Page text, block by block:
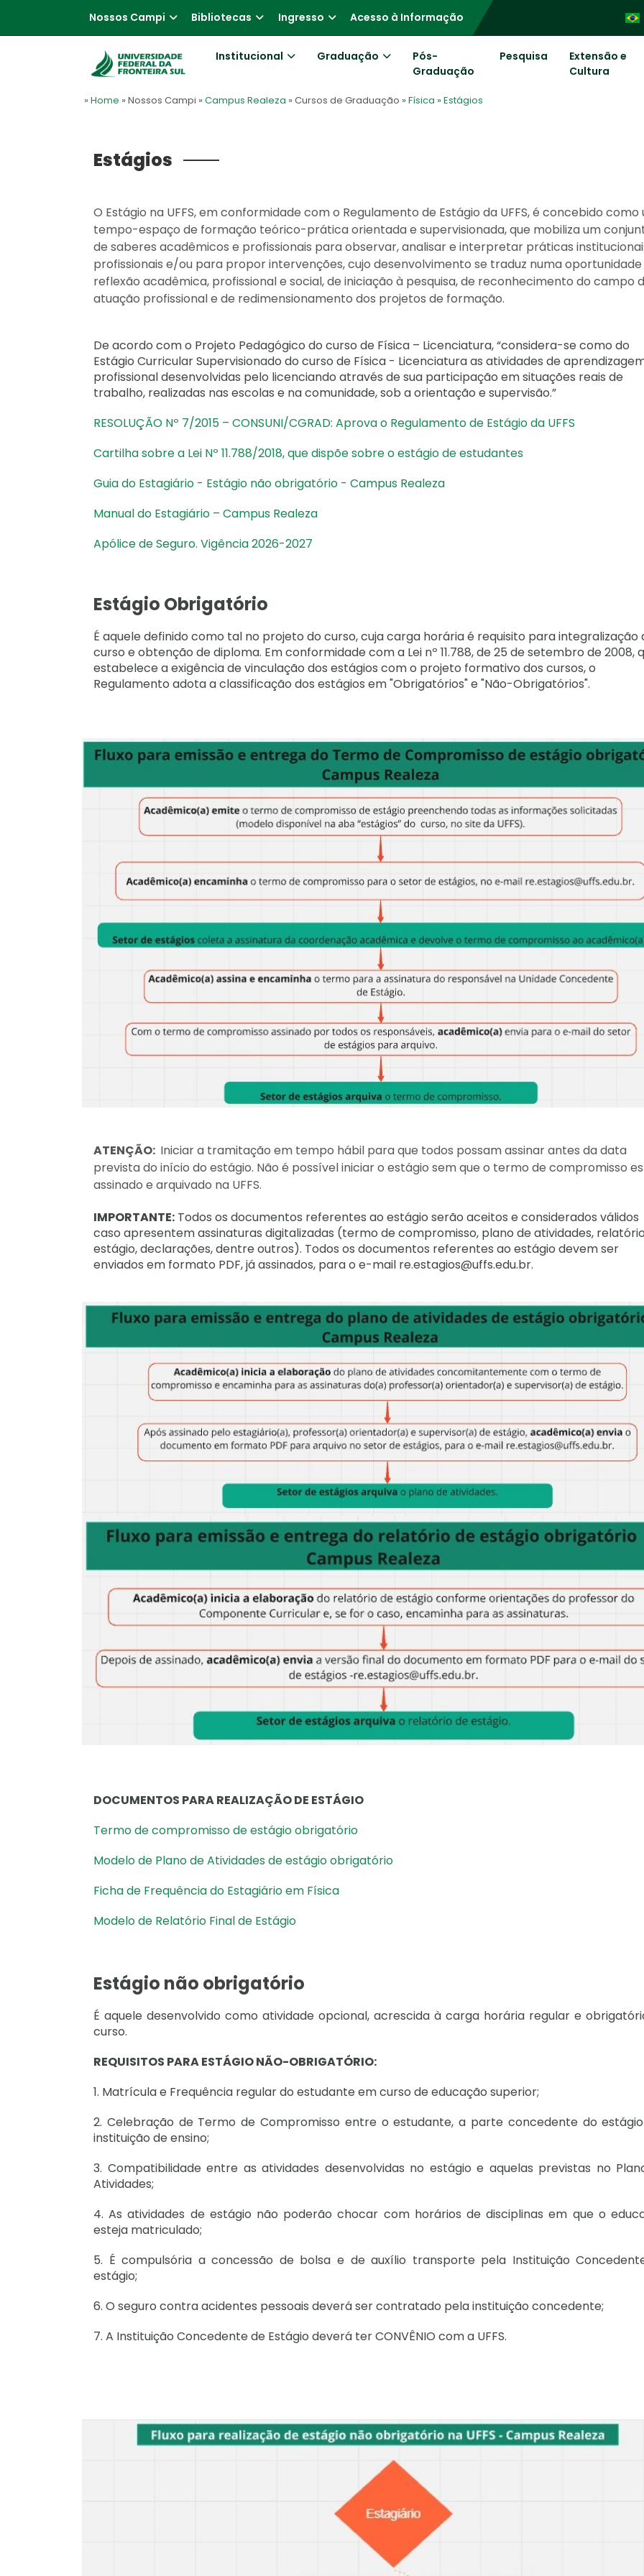
Nossos Campi Bibliotecas Ingresso Acesso à Informação
Institucional Graduação
Pós-
Graduação
Pesquisa
Extensão e
Cultura
» Home » Nossos Campi » Campus Realeza » Cursos de Graduação » Física » Estágios
Estágios
O Estágio na UFFS, em conformidade com o Regulamento de Estágio da UFFS, é concebido como
tempo-espaço de formação teórico-prática orientada e supervisionada, que mobiliza um
de saberes acadêmicos e profissionais para observar, analisar e interpretar práticas
profissionais e/ou para propor intervenções, cujo desenvolvimento se traduz numa
reflexão acadêmica, profissional e social, de iniciação à pesquisa, de reconhecimento do campo
atuação profissional e de redimensionamento dos projetos de formação.
De acordo com o Projeto Pedagógico do curso de Física – Licenciatura, “considera-se como do
Estágio Curricular Supervisionado do curso de Física - Licenciatura as atividades de
profissional desenvolvidas pelo licenciando através de sua participação em situações reais de
trabalho, realizadas nas escolas e na comunidade, sob a orientação e supervisão.”
RESOLUÇÃO Nº 7/2015 – CONSUNI/CGRAD: Aprova o Regulamento de Estágio da UFFS
Cartilha sobre a Lei Nº 11.788/2018, que dispõe sobre o estágio de estudantes
Guia do Estagiário - Estágio não obrigatório - Campus Realeza
Manual do Estagiário – Campus Realeza
Apólice de Seguro. Vigência 2026-2027
Estágio Obrigatório
É aquele definido como tal no projeto do curso, cuja carga horária é requisito para integralização
curso e obtenção de diploma. Em conformidade com a Lei nº 11.788, de 25 de setembro de 2008,
estabelece a exigência de vinculação dos estágios com o projeto formativo dos cursos, o
Regulamento adota a classificação dos estágios em "Obrigatórios" e "Não-Obrigatórios".
ATENÇÃO: Iniciar a tramitação em tempo hábil para que todos possam assinar antes da data
prevista do início do estágio. Não é possível iniciar o estágio sem que o termo de compromisso
assinado e arquivado na UFFS.
IMPORTANTE: Todos os documentos referentes ao estágio serão aceitos e considerados válidos
caso apresentem assinaturas digitalizadas (termo de compromisso, plano de atividades,
estágio, declarações, dentre outros). Todos os documentos referentes ao estágio devem ser
enviados em formato PDF, já assinados, para o e-mail re.estagios@uffs.edu.br.
DOCUMENTOS PARA REALIZAÇÃO DE ESTÁGIO
Termo de compromisso de estágio obrigatório
Modelo de Plano de Atividades de estágio obrigatório
Ficha de Frequência do Estagiário em Física
Modelo de Relatório Final de Estágio
Estágio não obrigatório
É aquele desenvolvido como atividade opcional, acrescida à carga horária regular e
curso.
REQUISITOS PARA ESTÁGIO NÃO-OBRIGATÓRIO:
1. Matrícula e Frequência regular do estudante em curso de educação superior;
2. Celebração de Termo de Compromisso entre o estudante, a parte concedente do
instituição de ensino;
3. Compatibilidade entre as atividades desenvolvidas no estágio e aquelas previstas no
Atividades;
4. As atividades de estágio não poderão chocar com horários de disciplinas em que o
esteja matriculado;
5. É compulsória a concessão de bolsa e de auxílio transporte pela Instituição
estágio;
6. O seguro contra acidentes pessoais deverá ser contratado pela instituição concedente;
7. A Instituição Concedente de Estágio deverá ter CONVÊNIO com a UFFS.